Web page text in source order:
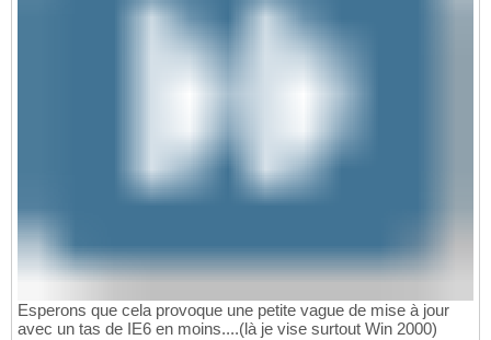
Esperons que cela provoque une petite vague de mise à jour
avec un tas de IE6 en moins....(là je vise surtout Win 2000)